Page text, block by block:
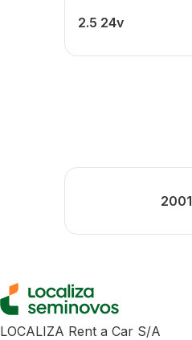
2.5 24v
2001
LOCALIZA Rent a Car S/A